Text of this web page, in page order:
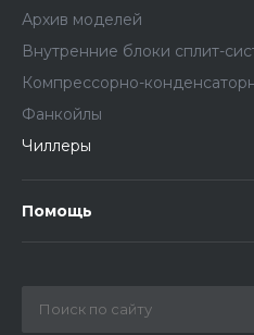
Архив моделей
Внутренние блоки сплит-
Компрессорно-
Фанкойлы
Чиллеры
Помощь